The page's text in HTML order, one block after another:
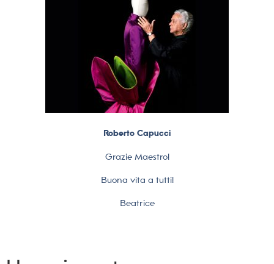
Roberto Capucci
Grazie Maestro!
Buona vita a tutti!
Beatrice